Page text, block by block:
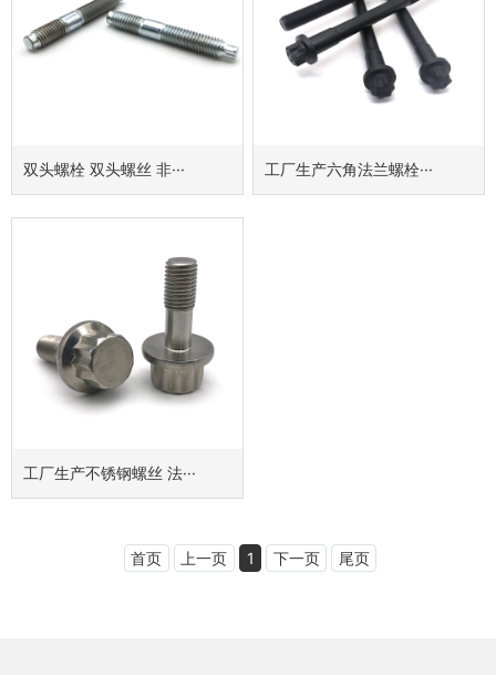
双头螺栓 双头螺丝 非··· 工厂生产六角法兰螺栓···
工厂生产不锈钢螺丝 法···
首页 上一页 1 下一页 尾页